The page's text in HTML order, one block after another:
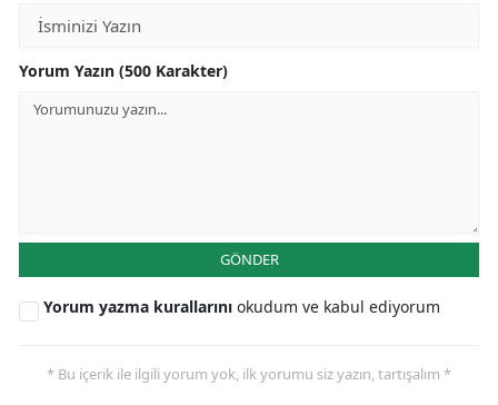
Yorum Yazın (500 Karakter)
GÖNDER
Yorum yazma kurallarını okudum ve kabul ediyorum
* Bu içerik ile ilgili yorum yok, ilk yorumu siz yazın, tartışalım *